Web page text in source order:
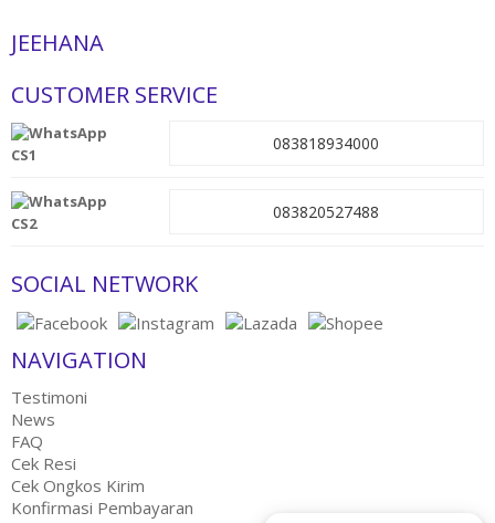
JEEHANA
CUSTOMER SERVICE
CS1
083818934000
CS2
083820527488
SOCIAL NETWORK
NAVIGATION
Testimoni
News
FAQ
Cek Resi
Cek Ongkos Kirim
Konfirmasi Pembayaran